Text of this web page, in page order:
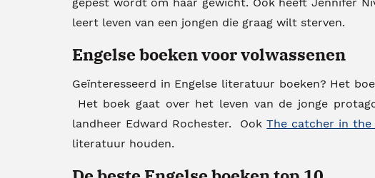
leert leven van een jongen die graag wilt sterven.
Engelse boeken voor volwassenen
Geïnteresseerd in Engelse literatuur boeken? Het
Het boek gaat over het leven van de jonge
landheer Edward Rochester. OokThe catcher in the
literatuur houden.